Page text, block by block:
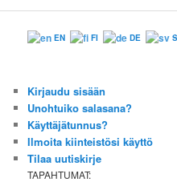
EN FI DE
Kirjaudu sisään
Unohtuiko salasana?
Käyttäjätunnus?
Ilmoita kiinteistösi käyttö
Tilaa uutiskirje
TAPAHTUMAT: